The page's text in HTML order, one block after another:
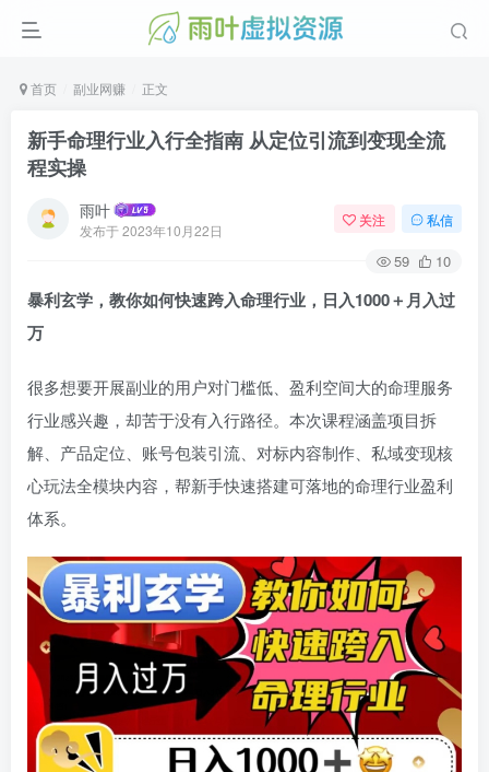
首页 副业网赚 正文
新手命理行业入行全指南 从定位引流到变现全流
程实操
雨叶
发布于2023年10月22日
关注 私信
59 10
暴利玄学，教你如何快速跨入命理行业，日入1000＋月入过
万
很多想要开展副业的用户对门槛低、盈利空间大的命理服务
行业感兴趣，却苦于没有入行路径。本次课程涵盖项目拆
解、产品定位、账号包装引流、对标内容制作、私域变现核
心玩法全模块内容，帮新手快速搭建可落地的命理行业盈利
体系。